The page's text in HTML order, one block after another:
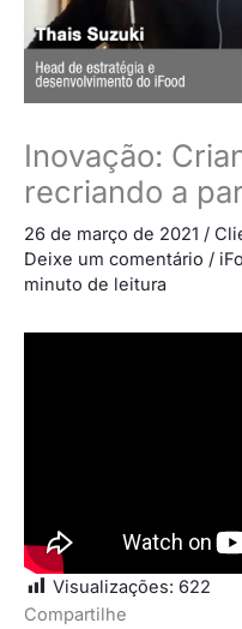
Inovação:
recriando a
26 de março de 2021 /
Deixe um comentário /
minuto de leitura
Visualizações: 622
Compartilhe